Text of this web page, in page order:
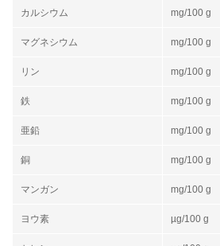
カルシウム mg/100 g
マグネシウム mg/100 g
リン mg/100 g
鉄 mg/100 g
亜鉛 mg/100 g
銅 mg/100 g
マンガン mg/100 g
ヨウ素 µg/100 g